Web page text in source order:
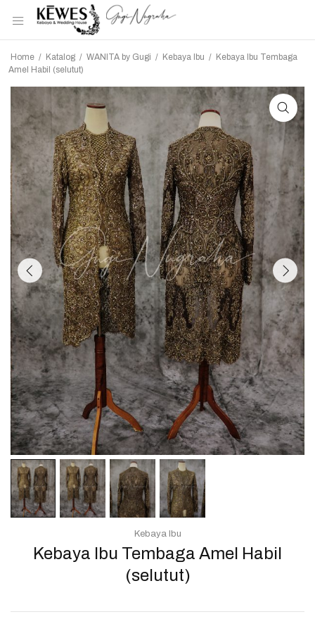
Home / Katalog / WANITA by Gugi / Kebaya Ibu / Kebaya Ibu Tembaga
Amel Habil (selutut)
Kebaya Ibu Tembaga Amel Habil
(selutut)
Kebaya Ibu